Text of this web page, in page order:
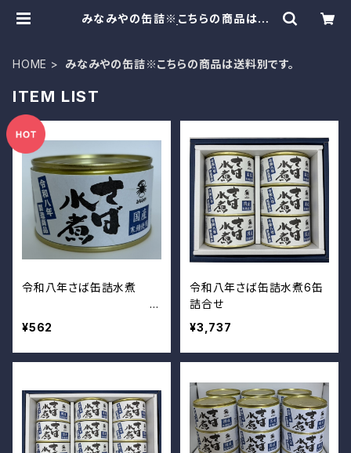
みなみやの缶詰※こちらの商品は送
HOME みなみやの缶詰※こちらの商品は送料別です。
ITEM LIST
令和八年さば缶詰水煮
¥562
令和八年さば缶詰水煮6缶
詰合せ
¥3,737